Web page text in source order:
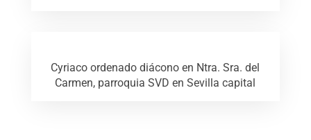
Cyriaco ordenado diácono en Ntra. Sra. del
Carmen, parroquia SVD en Sevilla capital